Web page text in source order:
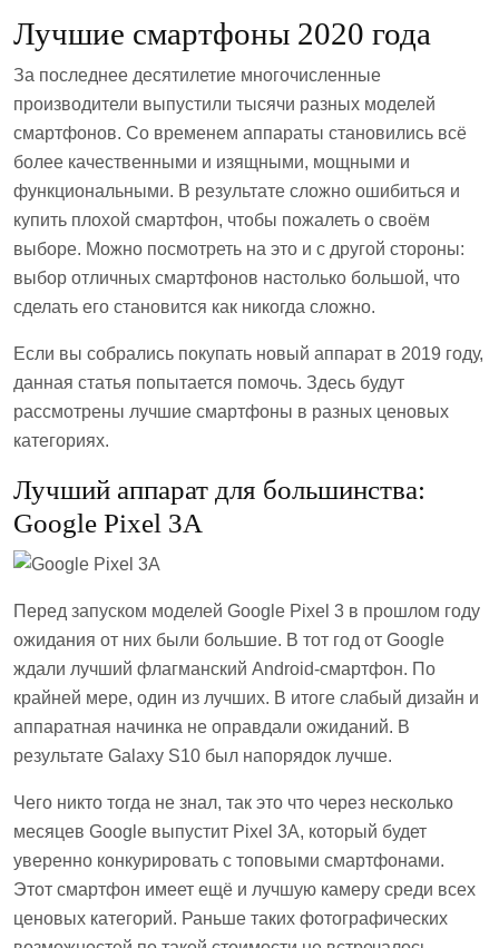
Лучшие смартфоны 2020 года
За последнее десятилетие многочисленные
производители выпустили тысячи разных моделей
смартфонов. Со временем аппараты становились всё
более качественными и изящными, мощными и
функциональными. В результате сложно ошибиться и
купить плохой смартфон, чтобы пожалеть о своём
выборе. Можно посмотреть на это и с другой стороны:
выбор отличных смартфонов настолько большой, что
сделать его становится как никогда сложно.
Если вы собрались покупать новый аппарат в 2019 году,
данная статья попытается помочь. Здесь будут
рассмотрены лучшие смартфоны в разных ценовых
категориях.
Лучший аппарат для большинства:
Google Pixel 3А
Перед запуском моделей Google Pixel 3 в прошлом году
ожидания от них были большие. В тот год от Google
ждали лучший флагманский Android-смартфон. По
крайней мере, один из лучших. В итоге слабый дизайн и
аппаратная начинка не оправдали ожиданий. В
результате Galaxy S10 был напорядок лучше.
Чего никто тогда не знал, так это что через несколько
месяцев Google выпустит Pixel 3А, который будет
уверенно конкурировать с топовыми смартфонами.
Этот смартфон имеет ещё и лучшую камеру среди всех
ценовых категорий. Раньше таких фотографических